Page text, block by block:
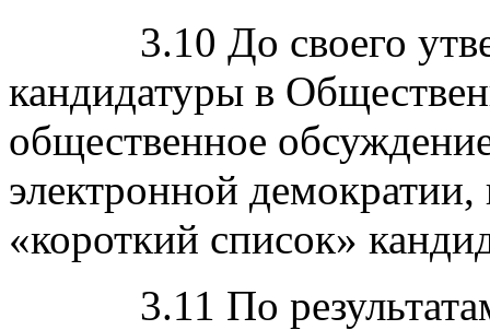
3.10 До своего
кандидатуры в
общественное
электронной
«короткий список»
3.11 По результатам